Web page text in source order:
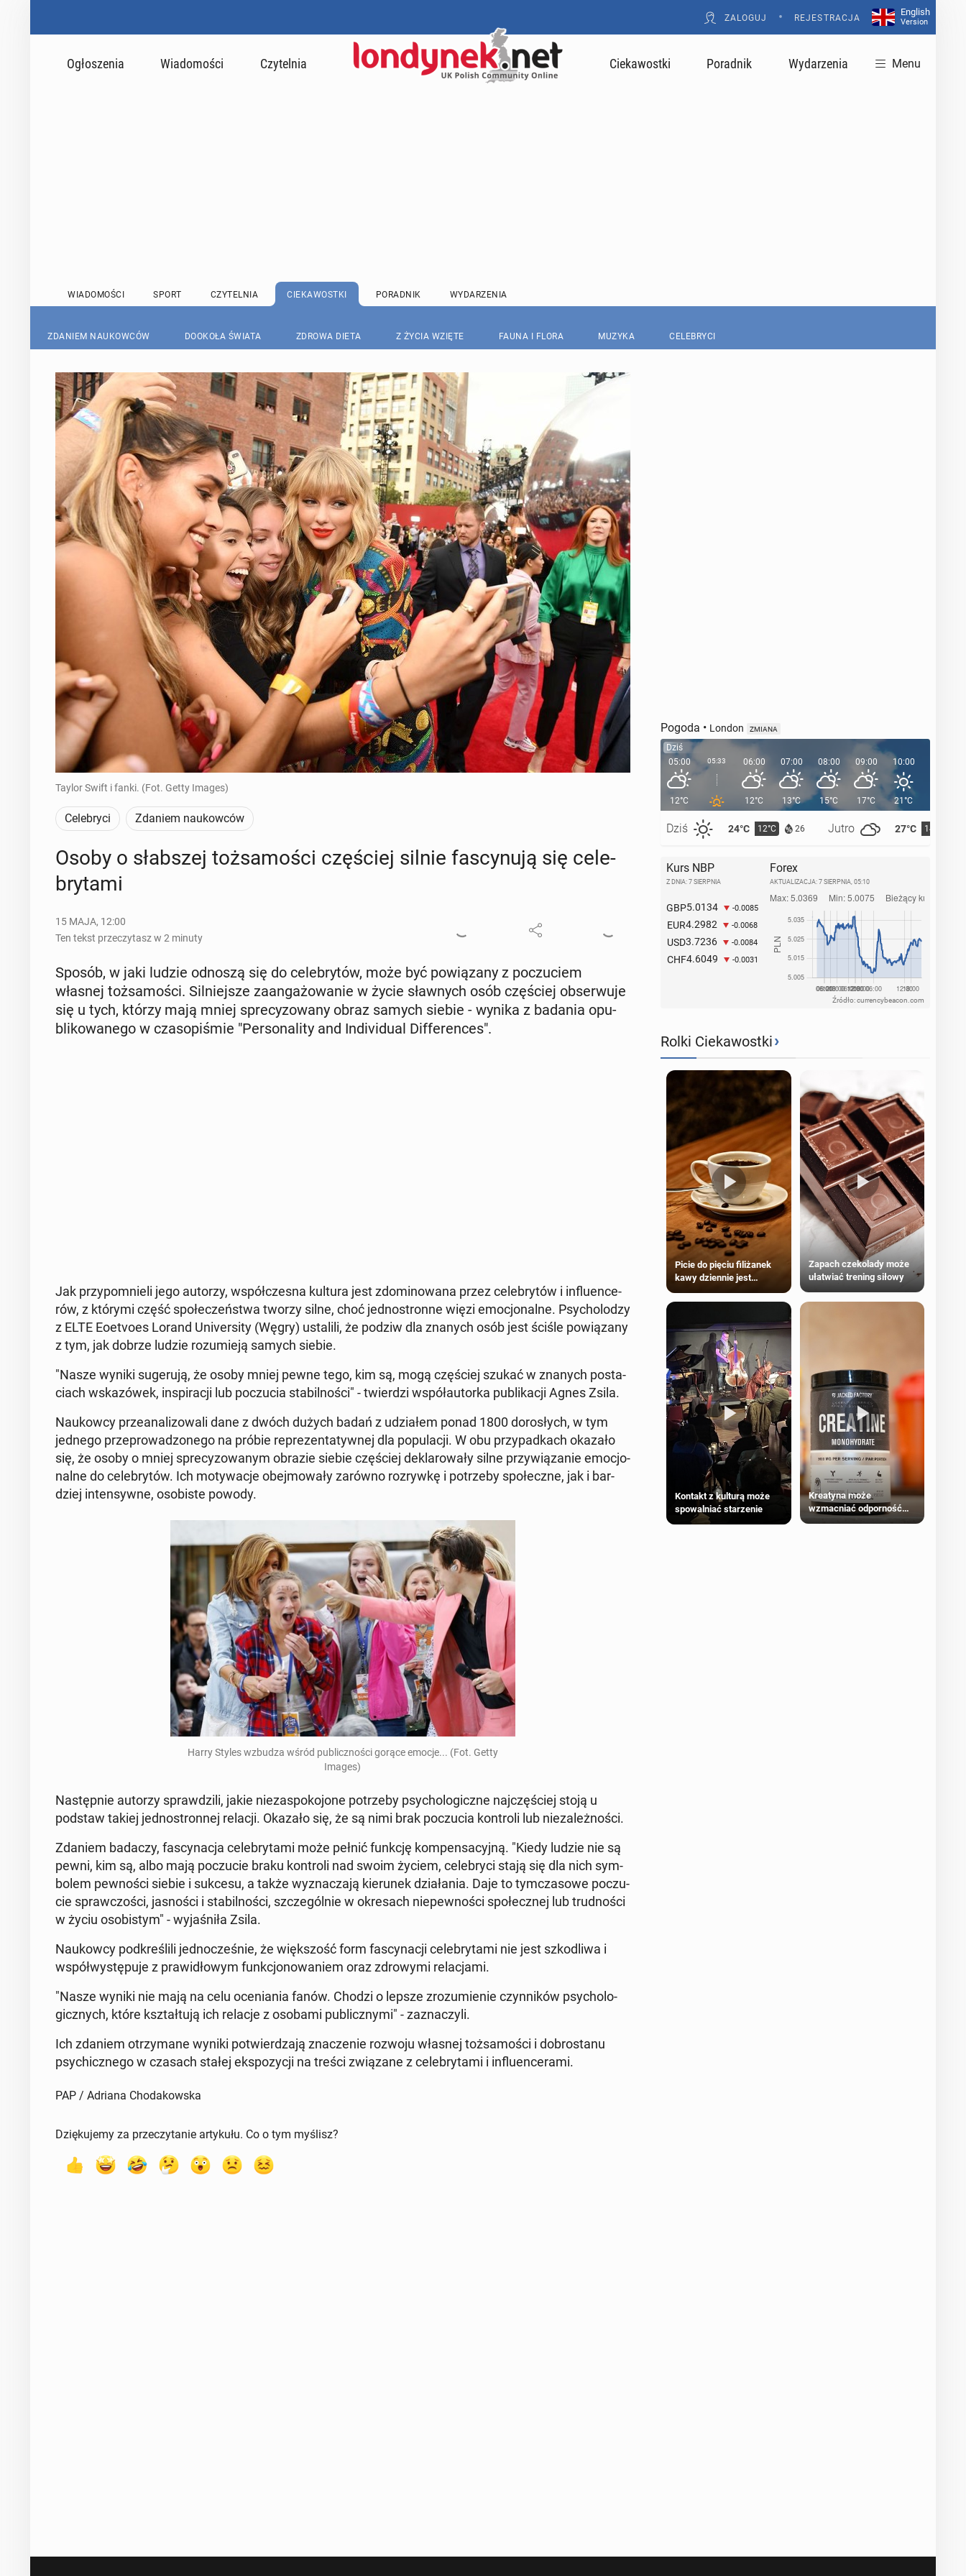
ZALOGUJ • REJESTRACJA
English
Version
Ogłoszenia Wiadomości Czytelnia Ciekawostki Poradnik Wydarzenia Menu
WIADOMOŚCI SPORT CZYTELNIA CIEKAWOSTKI PORADNIK WYDARZENIA
ZDANIEM NAUKOWCÓW DOOKOŁA ŚWIATA ZDROWA DIETA Z ŻYCIA WZIĘTE FAUNA I FLORA MUZYKA CELEBRYCI
Taylor Swift i fanki. (Fot. Getty Images)
Celebryci Zdaniem naukowców
Osoby o słab­szej toż­sa­mo­ści czę­ściej silnie fa­scy­nu­ją się ce­le­
bry­ta­mi
15 MAJA, 12:00
Ten tekst przeczytasz w 2 minuty
Sposób, w jaki ludzie odnoszą się do ce­le­bry­tów, może być po­wią­za­ny z po­czu­ciem
własnej toż­sa­mo­ści. Sil­niej­sze za­an­ga­żo­wa­nie w życie sław­nych osób czę­ściej ob­ser­wu­je
się u tych, którzy mają mniej spre­cy­zo­wa­ny obraz samych siebie - wynika z badania opu­
bli­ko­wa­ne­go w cza­so­pi­śmie "Per­so­na­li­ty and In­di­vi­du­al Dif­fe­ren­ces".
Jak przy­po­mnie­li jego autorzy, współ­cze­sna kultura jest zdo­mi­no­wa­na przez ce­le­bry­tów i in­flu­en­ce­
rów, z którymi część spo­łe­czeń­stwa tworzy silne, choć jed­no­stron­ne więzi emo­cjo­nal­ne. Psy­cho­lo­dzy
z ELTE Eoetvo­es Lorand Uni­ver­si­ty (Węgry) usta­li­li, że podziw dla znanych osób jest ściśle po­wią­za­ny
z tym, jak dobrze ludzie ro­zu­mie­ją samych siebie.
"Nasze wyniki su­ge­ru­ją, że osoby mniej pewne tego, kim są, mogą czę­ściej szukać w znanych po­sta­
ciach wska­zó­wek, in­spi­ra­cji lub po­czu­cia sta­bil­no­ści" - twier­dzi współ­au­tor­ka pu­bli­ka­cji Agnes Zsila.
Na­ukow­cy prze­ana­li­zo­wa­li dane z dwóch dużych badań z udzia­łem ponad 1800 do­ro­słych, w tym
jednego prze­pro­wa­dzo­ne­go na próbie re­pre­zen­ta­tyw­nej dla po­pu­la­cji. W obu przy­pad­kach okazało
się, że osoby o mniej spre­cy­zo­wa­nym obrazie siebie czę­ściej de­kla­ro­wa­ły silne przy­wią­za­nie emo­cjo­
nal­ne do ce­le­bry­tów. Ich mo­ty­wa­cje obej­mo­wa­ły zarówno roz­ryw­kę i po­trze­by spo­łecz­ne, jak i bar­
dziej in­ten­syw­ne, oso­bi­ste powody.
Harry Styles wzbudza wśród pu­blicz­no­ści gorące emocje... (Fot. Getty
Images)
Na­stęp­nie autorzy spraw­dzi­li, jakie nie­za­spo­ko­jo­ne po­trze­by psy­cho­lo­gicz­ne naj­czę­ściej stoją u
podstaw takiej jed­no­stron­nej relacji. Okazało się, że są nimi brak po­czu­cia kon­tro­li lub nie­za­leż­no­ści.
Zdaniem badaczy, fa­scy­na­cja ce­le­bry­ta­mi może pełnić funkcję kom­pen­sa­cyj­ną. "Kiedy ludzie nie są
pewni, kim są, albo mają po­czu­cie braku kon­tro­li nad swoim życiem, ce­le­bry­ci stają się dla nich sym­
bo­lem pew­no­ści siebie i sukcesu, a także wy­zna­cza­ją kie­ru­nek dzia­ła­nia. Daje to tym­cza­so­we po­czu­
cie spraw­czo­ści, ja­sno­ści i sta­bil­no­ści, szcze­gól­nie w okre­sach nie­pew­no­ści spo­łecz­nej lub trud­no­ści
w życiu oso­bi­stym" - wy­ja­śni­ła Zsila.
Na­ukow­cy pod­kre­śli­li jed­no­cze­śnie, że więk­szość form fa­scy­na­cji ce­le­bry­ta­mi nie jest szko­dli­wa i
współ­wy­stę­pu­je z pra­wi­dło­wym funk­cjo­no­wa­niem oraz zdro­wy­mi re­la­cja­mi.
"Nasze wyniki nie mają na celu oce­nia­nia fanów. Chodzi o lepsze zro­zu­mie­nie czyn­ni­ków psy­cho­lo­
gicz­nych, które kształ­tu­ją ich relacje z osobami pu­blicz­ny­mi" - za­zna­czy­li.
Ich zdaniem otrzy­ma­ne wyniki po­twier­dza­ją zna­cze­nie rozwoju własnej toż­sa­mo­ści i do­bro­sta­nu
psy­chicz­ne­go w czasach stałej eks­po­zy­cji na treści zwią­za­ne z ce­le­bry­ta­mi i in­flu­en­ce­ra­mi.
PAP / Adriana Chodakowska
Dziękujemy za przeczytanie artykułu. Co o tym myślisz?
Pogoda • London ZMIANA
Dziś
05:00
12°C
Dziś 24°C 12°C 26 Jutro 27°C 14°C
05:33 06:00
12°C
07:00
13°C
08:00
15°C
09:00
17°C
10:00
21°C
Kurs NBP
Z DNIA: 7 SIERPNIA
GBP5.0134 -0.0085
EUR4.2982 -0.0068
USD3.7236 -0.0084
CHF4.6049 -0.0031
Forex
AKTUALIZACJA: 7 SIERPNIA, 05:10
Źródło: currencybeacon.com
Rolki Ciekawostki›
Picie do pięciu filiżanek
kawy dziennie jest
większości dorosłych
Zapach czekolady może
ułatwiać trening siłowy
Kontakt z kulturą może
spowalniać starzenie
Kreatyna może
wzmacniać odporność
przeciw nowotworom